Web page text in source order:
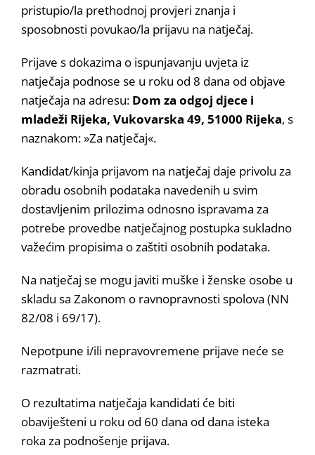
pristupio/la prethodnoj provjeri znanja i
sposobnosti povukao/la prijavu na natječaj.
Prijave s dokazima o ispunjavanju uvjeta iz
natječaja podnose se u roku od 8 dana od objave
natječaja na adresu: Dom za odgoj djece i
mladeži Rijeka, Vukovarska 49, 51000 Rijeka, s
naznakom: »Za natječaj«.
Kandidat/kinja prijavom na natječaj daje privolu za
obradu osobnih podataka navedenih u svim
dostavljenim prilozima odnosno ispravama za
potrebe provedbe natječajnog postupka sukladno
važećim propisima o zaštiti osobnih podataka.
Na natječaj se mogu javiti muške i ženske osobe u
skladu sa Zakonom o ravnopravnosti spolova (NN
82/08 i 69/17).
Nepotpune i/ili nepravovremene prijave neće se
razmatrati.
O rezultatima natječaja kandidati će biti
obaviješteni u roku od 60 dana od dana isteka
roka za podnošenje prijava.